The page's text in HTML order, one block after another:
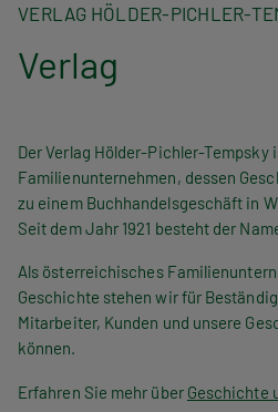
a
d
a
v
i
g
a
t
VERLAG HÖLDER-PICHLER-
Verlag
Der Verlag Hölder-Pichler-Tempsky
Familienunternehmen, dessen
zu einem Buchhandelsgeschäft in
Seit dem Jahr 1921 besteht der
Als österreichisches
Geschichte stehen wir für
Mitarbeiter, Kunden und unsere
können.
Erfahren Sie mehr über Geschichte